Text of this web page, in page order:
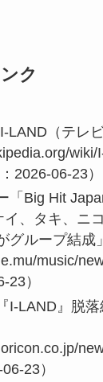
ク
LAND（テレ
wiki/
2026-06-23）
「Big Hit
、タキ、ニ
グループ結成
music/
23）
I-LAND』脱
23）